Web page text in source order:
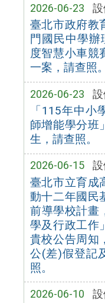
2026-06-23
臺北市政府教
門國民中學
度智慧小車競
一案，請查照。
2026-06-23
「115年中小
師增能學分班
生，請查照。
2026-06-15
臺北市立育成
動十二年國民
前導學校計畫
學及行政工作
貴校公告周知
公(差)假登記
照。
2026-06-10